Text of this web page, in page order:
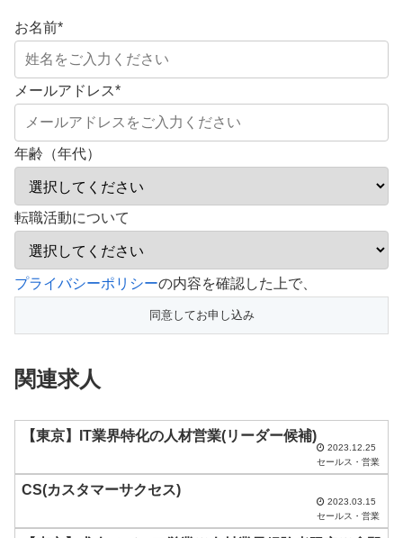
お名前*
メールアドレス*
年齢（年代）
転職活動について
こ
フ
ー
空
プライバシーポリシーの内容を確認した上で、
関連求人
【東京】IT業界特化の人材営業(リーダー候補)
2023.12.25
セールス・営業
CS(カスタマーサクセス)
2023.03.15
セールス・営業